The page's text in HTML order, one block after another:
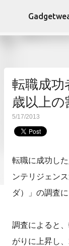
スキ
転職成功
歳以上の
5/17/2013
転職に成功し
ンテリジェン
ダ）」の調査
調査によると
がりに上昇し